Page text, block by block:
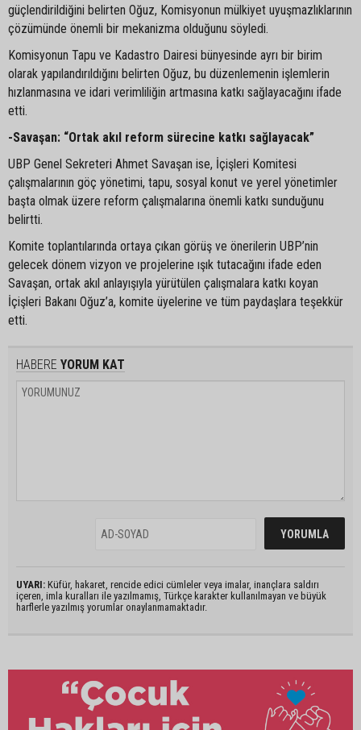
güçlendirildiğini belirten Oğuz, Komisyonun mülkiyet uyuşmazlıklarının
çözümünde önemli bir mekanizma olduğunu söyledi.
Komisyonun Tapu ve Kadastro Dairesi bünyesinde ayrı bir birim
olarak yapılandırıldığını belirten Oğuz, bu düzenlemenin işlemlerin
hızlanmasına ve idari verimliliğin artmasına katkı sağlayacağını ifade
etti.
-Savaşan: “Ortak akıl reform sürecine katkı sağlayacak”
UBP Genel Sekreteri Ahmet Savaşan ise, İçişleri Komitesi
çalışmalarının göç yönetimi, tapu, sosyal konut ve yerel yönetimler
başta olmak üzere reform çalışmalarına önemli katkı sunduğunu
belirtti.
Komite toplantılarında ortaya çıkan görüş ve önerilerin UBP’nin
gelecek dönem vizyon ve projelerine ışık tutacağını ifade eden
Savaşan, ortak akıl anlayışıyla yürütülen çalışmalara katkı koyan
İçişleri Bakanı Oğuz’a, komite üyelerine ve tüm paydaşlara teşekkür
etti.
HABERE YORUM KAT
UYARI: Küfür, hakaret, rencide edici cümleler veya imalar, inançlara saldırı
içeren, imla kuralları ile yazılmamış, Türkçe karakter kullanılmayan ve büyük
harflerle yazılmış yorumlar onaylanmamaktadır.